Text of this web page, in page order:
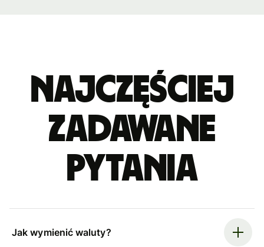
Najczęściej
zadawane
pytania
Jak wymienić waluty?